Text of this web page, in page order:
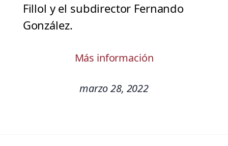
Fillol y el subdirector Fernando
González.
Más información
marzo 28, 2022